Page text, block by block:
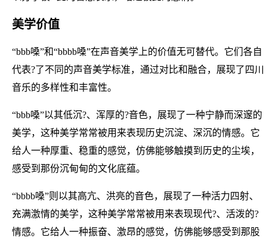
美学价值
“bbb嗓”和“bbbb嗓”在声音美学上的价值无可替代。它们各自
代表?了不同的声音美学标准，通过对比和融合，展现了四川
音乐的多样性和丰富性。
“bbb嗓”以其低沉?、浑厚的?音色，展现了一种宁静而深邃的
美学，这种美学常常被用来表现历史沉淀、深沉的情感。它
给人一种厚重、稳重的感觉，仿佛能够触摸到历史的尘埃，
感受到那份沉甸甸的文化底蕴。
“bbbb嗓”则以其高亢、洪亮的音色，展现了一种活力四射、
充满激情的美学，这种美学常常被用来表现现代?、活泼的?
情感。它给人一种振奋、激昂的感觉，仿佛能够感受到那股